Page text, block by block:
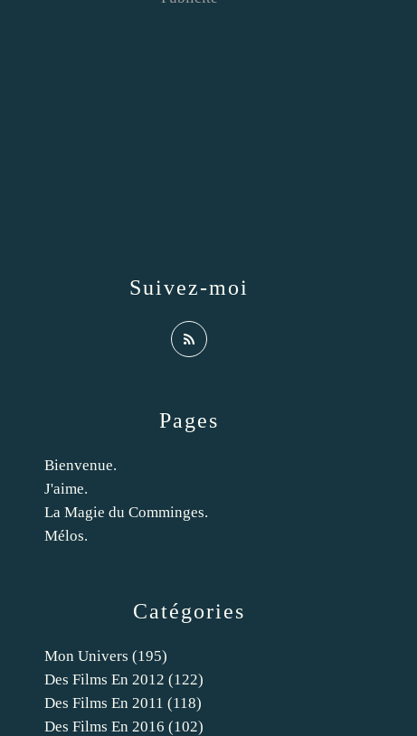
Catégories
Mon Univers (195)
Des Films En 2012 (122)
Des Films En 2011 (118)
Des Films En 2016 (102)
Pages
Bienvenue.
J'aime.
La Magie du Comminges.
Mélos.
Suivez-moi